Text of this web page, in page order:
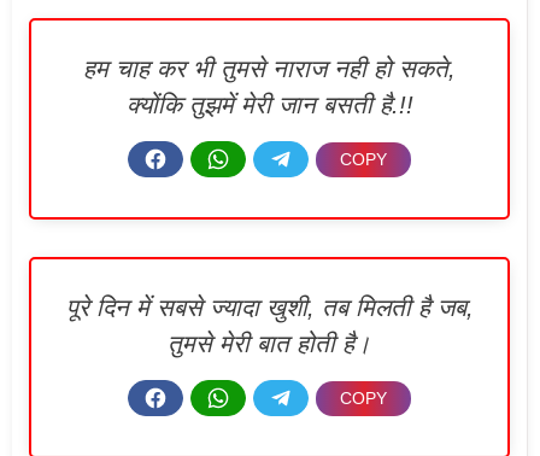
हम चाह कर भी तुमसे नाराज नही हो सकते,
क्योंकि तुझमें मेरी जान बसती है.!!
पूरे दिन में सबसे ज्यादा खुशी, तब मिलती है जब,
तुमसे मेरी बात होती है।